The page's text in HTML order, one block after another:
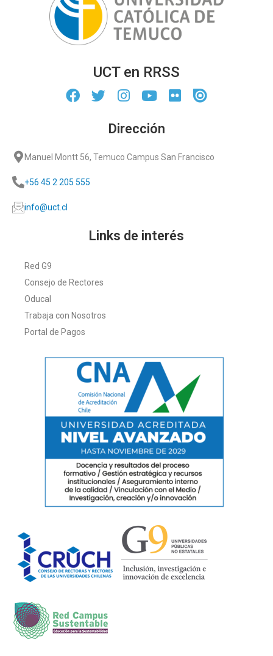
UCT en RRSS
Dirección
Manuel Montt 56, Temuco Campus San Francisco
+56 45 2 205 555
info@uct.cl
Links de interés
Red G9
Consejo de Rectores
Oducal
Trabaja con Nosotros
Portal de Pagos